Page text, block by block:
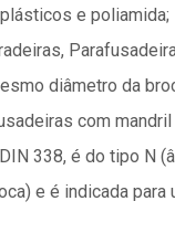
e poliamida;
diâmetro da
com mandril
338, é do tipo N
e é indicada